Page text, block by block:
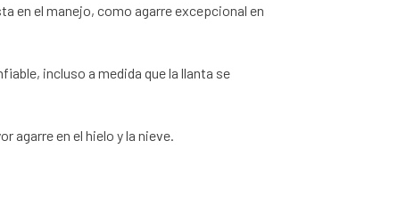
en el manejo, como agarre excepcional en
incluso a medida que la llanta se
agarre en el hielo y la nieve.